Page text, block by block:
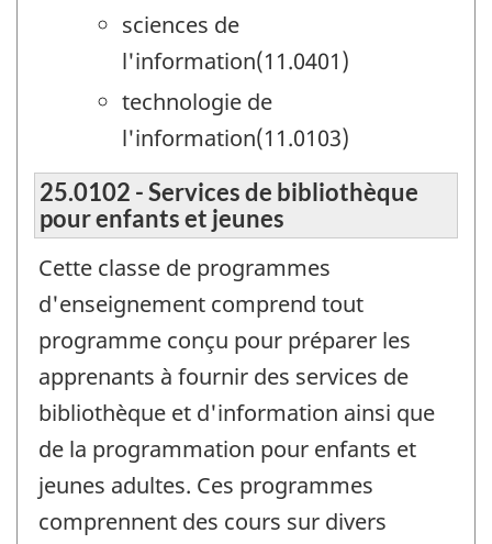
sciences de
l'information(11.0401)
technologie de
l'information(11.0103)
25.0102 - Services de bibliothèque
pour enfants et jeunes
Cette classe de programmes
d'enseignement comprend tout
programme conçu pour préparer les
apprenants à fournir des services de
bibliothèque et d'information ainsi que
de la programmation pour enfants et
jeunes adultes. Ces programmes
comprennent des cours sur divers